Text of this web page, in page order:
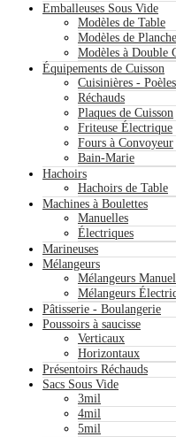
Emballeuses Sous Vide
Modèles de Table
Modèles de
Modèles à Double
Équipements de Cuisson
Cuisinières - Poèles
Réchauds
Plaques de Cuisson
Friteuse Électrique
Fours à Convoyeur
Bain-Marie
Hachoirs
Hachoirs de Table
Machines à Boulettes
Manuelles
Électriques
Marineuses
Mélangeurs
Mélangeurs
Mélangeurs
Pâtisserie - Boulangerie
Poussoirs à saucisse
Verticaux
Horizontaux
Présentoirs Réchauds
Sacs Sous Vide
3mil
4mil
5mil